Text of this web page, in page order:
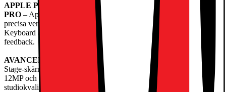
APPLE PENCIL OCH MAGIC KEYBOARD TILL IPAD
PRO – Apple Pencil Pro och Apple Pencil (usb-c) är intuitiva och
precisa verktyg för att teckna, måla, anteckna och skapa. Magic
Keyboard är bekvämt att skriva på och har en styrplatta med haptisk
feedback.
AVANCERADE KAMEROR
– iPadPro har en 12MP Center
Stage-skärmkamera på långsidan och en vidvinkelkamera med
12MP och adaptiv TrueToneblixt. Fyra mikrofoner med
studiokvalitet och ett ljudsystem med fyra högtalare ger fylligt ljud.